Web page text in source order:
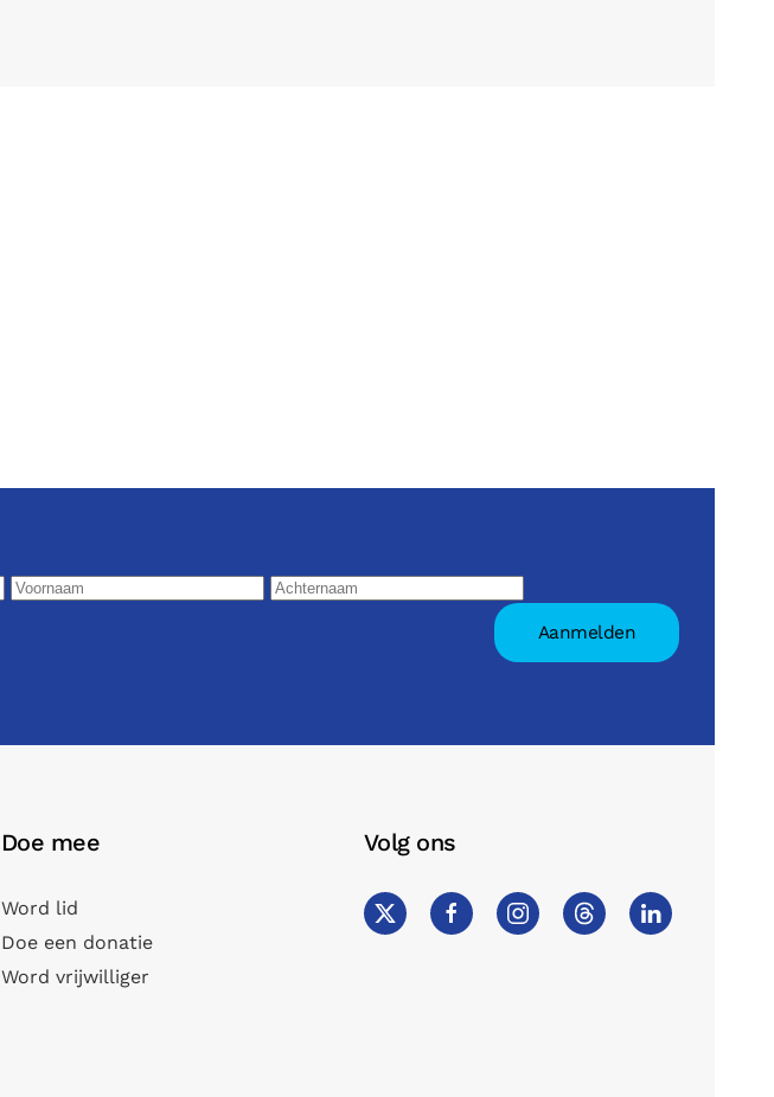
Doe mee
Word lid
Doe een donatie
Word vrijwilliger
Volg ons